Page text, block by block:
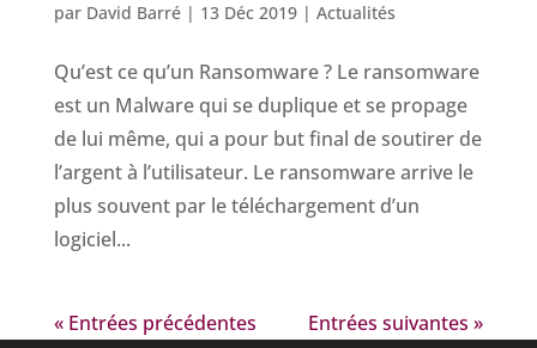
par David Barré| 13 Déc 2019| Actualités
Qu’est ce qu’un Ransomware ? Le ransomware
est un Malware qui se duplique et se propage
de lui même, qui a pour but final de soutirer de
l’argent à l’utilisateur. Le ransomware arrive le
plus souvent par le téléchargement d’un
logiciel...
« Entrées précédentes Entrées suivantes »